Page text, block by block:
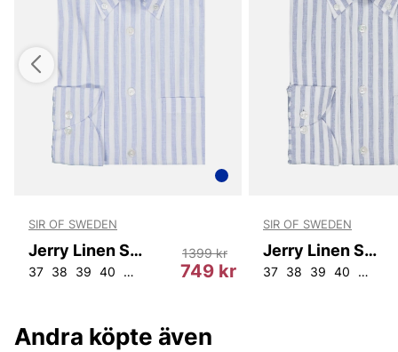
SIR OF SWEDEN
Jerry Linen Shirt
37 38 39 40 41 43 44
749 kr
1399 kr
SIR OF SWEDEN
Jerry Linen Shirt
37 38 39 40 41
Andra köpte även